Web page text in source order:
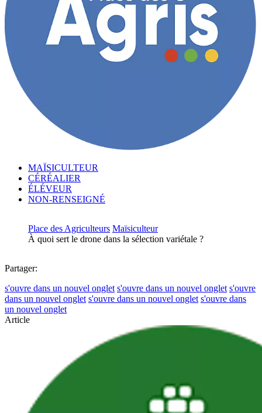
MAÏSICULTEUR
CÉRÉALIER
ÉLÉVEUR
NON-RENSEIGNÉ
Place des Agriculteurs Maïsiculteur
À quoi sert le drone dans la sélection variétale ?
Partager:
s'ouvre dans un nouvel onglet s'ouvre dans un nouvel onglet s'ouvre
dans un nouvel onglet s'ouvre dans un nouvel onglet s'ouvre dans
un nouvel onglet
Article